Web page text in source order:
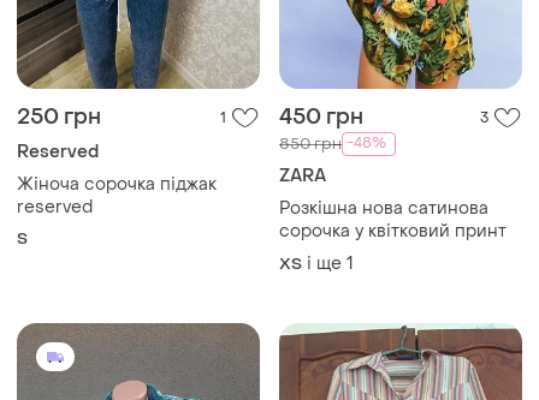
250 грн 1
Reserved
Жіноча сорочка піджак
reserved
S
450 грн 3
850 грн -48%
ZARA
Розкішна нова сатинова
сорочка у квітковий принт
ХS і ще 1